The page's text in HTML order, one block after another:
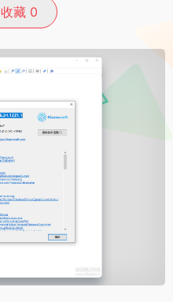
收藏 0